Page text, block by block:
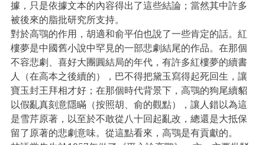
據，只是依據文本的內容得出了這些結論；當然其中許多
被後來的脂批研究所支持。
對於高鶚的作用，胡適和俞平伯也說了一些肯定的話。紅
樓夢是中國舊小說中罕見的一部悲劇結尾的作品。在那個
不容悲劇、喜好大團圓結局的年代，有許多紅樓夢的續書
人（在高本之後續的），巴不得把黛玉寫得起死回生，讓
寶玉封王拜相才好；在那個時代背景下，高鶚的狗尾續貂
以假亂真刻意隱瞞（按照胡、俞的觀點），讓人錯以為這
是雪芹原著，以至於不敢從八十回起亂改，總還是大抵保
留了原著的悲劇意味。從這點看來，高鶚是有貢獻的。